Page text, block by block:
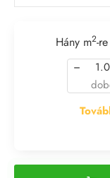
Hány m2-
−